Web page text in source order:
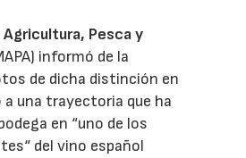
Pesca y
informó de la
de dicha distinción en
una trayectoria que ha
en “uno de los
del vino español